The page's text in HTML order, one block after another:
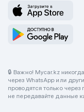
🔒 Важно! Mycar.kz
через WhatsApp или
проводятся только
не передавайте данные